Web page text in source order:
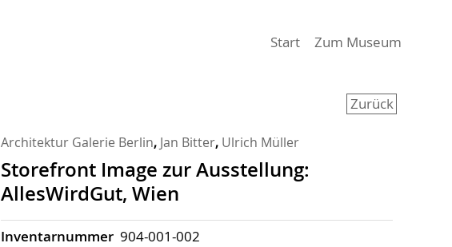
Start(aktiv)
Zum Museum
Zurück
Architektur Galerie Berlin, Jan Bitter, Ulrich Müller
Storefront Image zur Ausstellung:
AllesWirdGut, Wien
Inventarnummer 904-001-002